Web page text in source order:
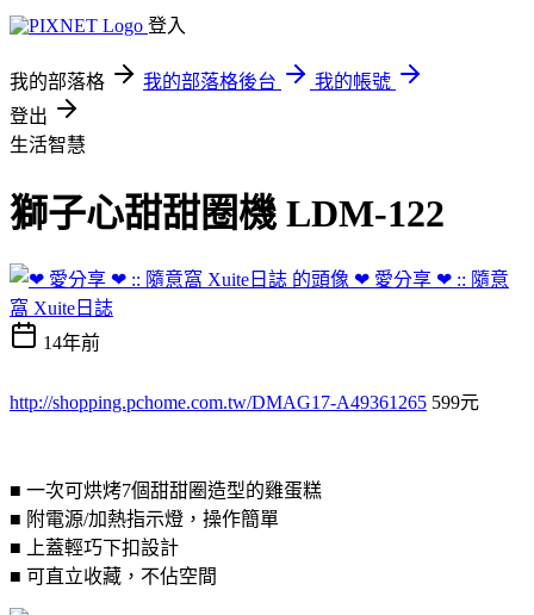
登入
我的部落格 我的部落格後台
我的帳號
登出
生活智慧
獅子心甜甜圈機 LDM-122
❤ 愛分享 ❤ :: 隨意
窩 Xuite日誌
14年前
http://shopping.pchome.com.tw/DMAG17-A49361265 599元
■ 一次可烘烤7個甜甜圈造型的雞蛋糕
■ 附電源/加熱指示燈，操作簡單
■ 上蓋輕巧下扣設計
■ 可直立收藏，不佔空間